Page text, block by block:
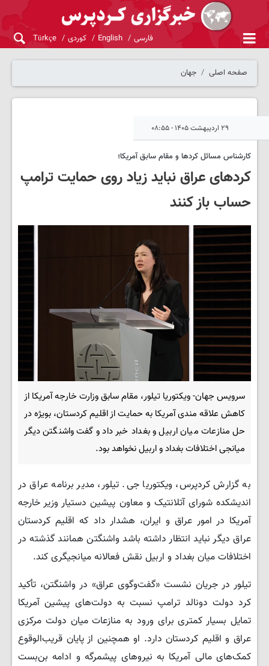
فارسی English کوردی Türkçe
صفحه اصلی جهان
۲۹ اردیبهشت ۱۴۰۵ - ۰۸:۵۵
کارشناس مسائل کردها و مقام سابق آمریکا؛
کردهای عراق نباید زیاد روی حمایت ترامپ
حساب باز کنند
سرویس جهان- ویکتوریا تیلور، مقام سابق وزارت خارجه آمریکا از
کاهش علاقه مندی آمریکا به حمایت از اقلیم کردستان، بویژه در
حل منازعات میان اربیل و بغداد خبر داد و گفت واشنگتن دیگر
میانجی اختلافات بغداد و اربیل نخواهد بود.
به گزارش کردپرس، ویکتوریا جی. تیلور، مدیر برنامه عراق در
اندیشکده شورای آتلانتیک و معاون پیشین دستیار وزیر خارجه
آمریکا در امور عراق و ایران، هشدار داد که اقلیم کردستان
عراق دیگر نباید انتظار داشته باشد واشنگتن همانند گذشته در
اختلافات میان بغداد و اربیل نقش فعالانه میانجیگری کند.
تیلور در جریان نشست «گفت‌وگوی عراق» در واشنگتن، تأکید
کرد دولت دونالد ترامپ نسبت به دولت‌های پیشین آمریکا
تمایل بسیار کمتری برای ورود به منازعات میان دولت مرکزی
عراق و اقلیم کردستان دارد. او همچنین از پایان قریب‌الوقوع
کمک‌های مالی آمریکا به نیروهای پیشمرگه و ادامه بن‌بست